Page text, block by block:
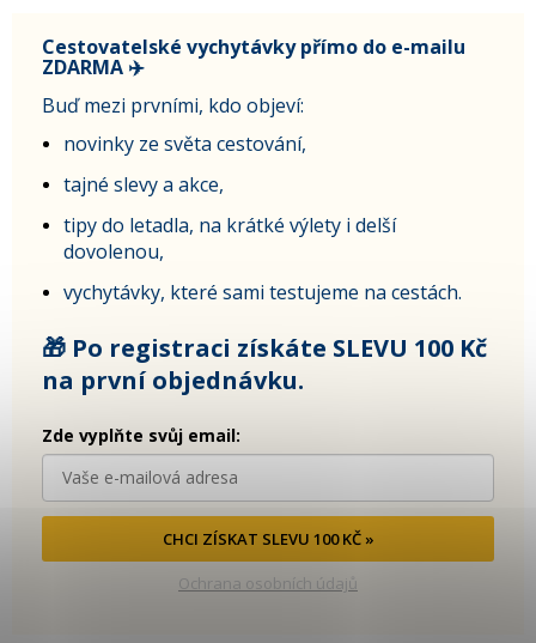
Cestovatelské vychytávky přímo do e-mailu
ZDARMA ✈️
Buď mezi prvními, kdo objeví:
novinky ze světa cestování,
tajné slevy a akce,
tipy do letadla, na krátké výlety i delší
dovolenou,
vychytávky, které sami testujeme na cestách.
🎁 Po registraci získáte SLEVU 100 Kč
na první objednávku.
Zde vyplňte svůj email:
CHCI ZÍSKAT SLEVU 100 KČ »
Ochrana osobních údajů